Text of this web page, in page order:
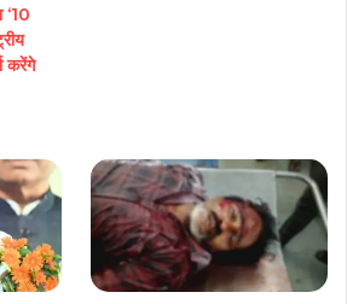
‘10
करेंगे